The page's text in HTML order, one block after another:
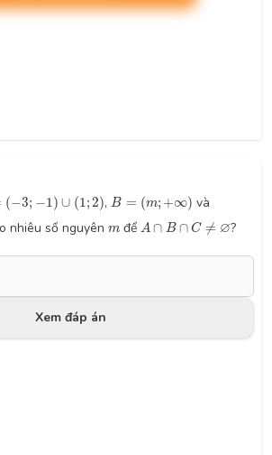
(−3; −1) ∪ (1;2)
−3 −1 ∪( 1; 2 ) ,B = (m; +∞)
B= m;+∞ ) và
nhiêu số nguyên m
mđể A ∩ B ∩ C ≠ ∅
A ∩B∩ C ≠∅ ?
Xem đáp án